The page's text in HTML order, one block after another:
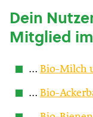
Dein
Mitglied
… Bio-Milch
… Bio-